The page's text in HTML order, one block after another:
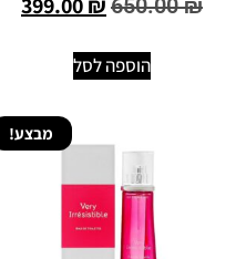
650.00₪
399.00₪
הוספה לסל
מבצע!